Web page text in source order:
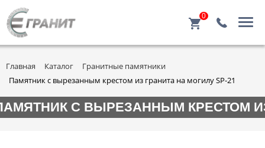
0
Главная Каталог
Гранитные памятники
Памятник с вырезанным крестом из гранита на могилу SP-21
С ВЫРЕЗАННЫМ КРЕСТОМ